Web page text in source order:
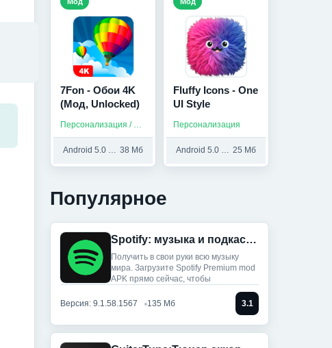
7Fon - Обои 4K
(Мод, Unlocked)
Персонализация / Приложения на русском
Android 5.0 и выше 38 Мб
Fluffy Icons - One
UI Style
Персонализация
Android 5.0 и выше 25 Мб
Популярное
Spotify: музыка и подкасты (Мод, Всё разблокировано)
Получить в свои руки всю музыку
мира. Загрузите Spotify Premium mod
APK прямо сейчас, чтобы
Версия: 9.1.58.1567 135 Мб 3.1